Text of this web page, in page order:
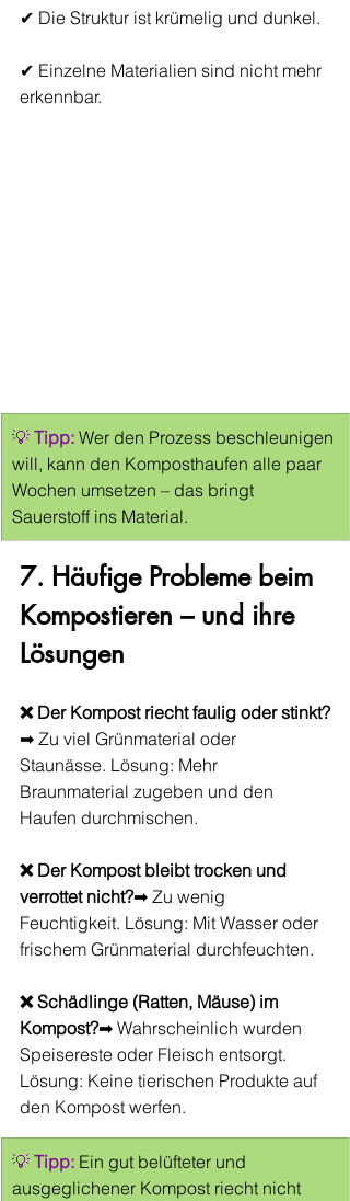
✔ Die Struktur ist krümelig und dunkel.
✔ Einzelne Materialien sind nicht mehr
erkennbar.
💡 Tipp: Wer den Prozess beschleunigen
will, kann den Komposthaufen alle paar
Wochen umsetzen – das bringt
Sauerstoff ins Material.
7. Häufige Probleme beim
Kompostieren – und ihre
Lösungen
❌ Der Kompost riecht faulig oder stinkt?
➡ Zu viel Grünmaterial oder
Staunässe. Lösung: Mehr
Braunmaterial zugeben und den
Haufen durchmischen.
❌ Der Kompost bleibt trocken und
verrottet nicht?➡ Zu wenig
Feuchtigkeit. Lösung: Mit Wasser oder
frischem Grünmaterial durchfeuchten.
❌ Schädlinge (Ratten, Mäuse) im
Kompost?➡ Wahrscheinlich wurden
Speisereste oder Fleisch entsorgt.
Lösung: Keine tierischen Produkte auf
den Kompost werfen.
💡 Tipp: Ein gut belüfteter und
ausgeglichener Kompost riecht nicht